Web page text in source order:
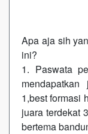
Apa aja sih
ini?
1. Paswata
1,best formasi
juara terdekat
bertema